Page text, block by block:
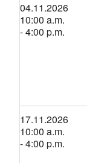
04.11.2026
10:00 a.m.
- 4:00 p.m.
17.11.2026
10:00 a.m.
- 4:00 p.m.